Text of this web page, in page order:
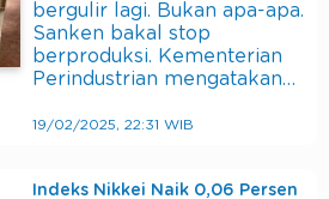
bergulir lagi. Bukan apa-apa.
Sanken bakal stop
berproduksi. Kementerian
Perindustrian mengatakan…
19/02/2025, 22:31 WIB
Indeks Nikkei Naik 0,06 Persen